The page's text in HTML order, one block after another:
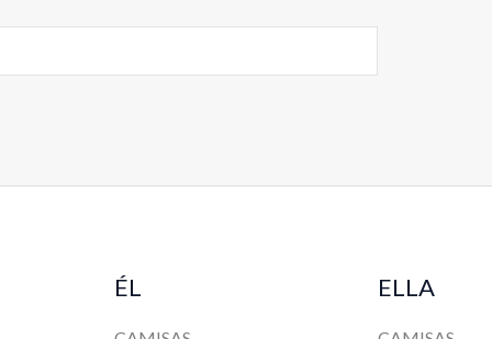
ÉL ELLA